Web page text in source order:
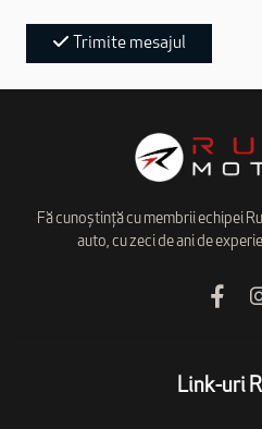
Trimite mesajul
Fă cunoștință cu membrii echipei
auto, cu zeci de ani de
Link-uri